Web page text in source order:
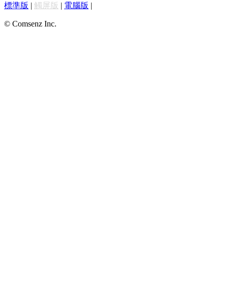
標準版 | 觸屏版 | 電腦版 |
© Comsenz Inc.